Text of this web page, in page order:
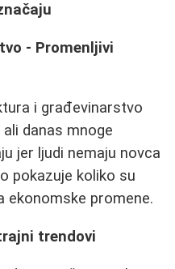
- Promenljivi
i građevinarstvo
danas mnoge
jer ljudi nemaju novca
pokazuje koliko su
ekonomske promene.
trendovi